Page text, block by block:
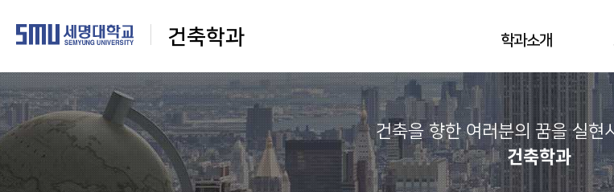
건축학과 학과소개
건축을 향한 여러분의 꿈을 실현
건축학과